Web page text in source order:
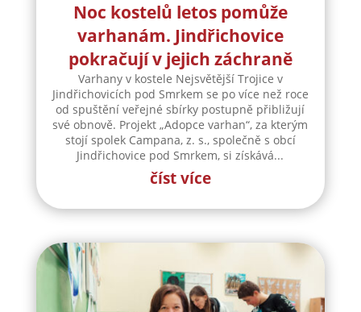
Noc kostelů letos pomůže
varhanám. Jindřichovice
pokračují v jejich záchraně
Varhany v kostele Nejsvětější Trojice v
Jindřichovicích pod Smrkem se po více než roce
od spuštění veřejné sbírky postupně přibližují
své obnově. Projekt „Adopce varhan“, za kterým
stojí spolek Campana, z. s., společně s obcí
Jindřichovice pod Smrkem, si získává...
číst více